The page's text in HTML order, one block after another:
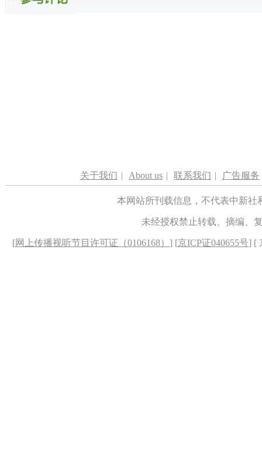
关于我们 | About us | 联系我们 | 广告服务
本网站所刊载信息，不代表中新
未经授权禁止转载、摘编、
[网上传播视听节目许可证（0106168） ] [京ICP证040655号] [